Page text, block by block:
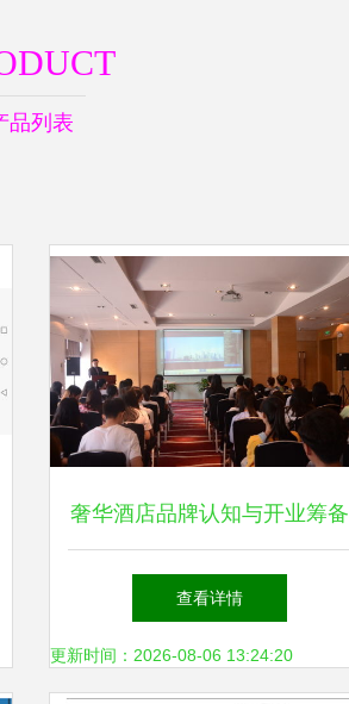
品列表
奢华酒店品牌认知与开业筹备
海斯曼论坛引领酒店管理专业
新视野
查看详情
更新时间：2026-08-06 13:24:20